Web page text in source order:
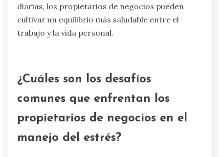
diarias, los propietarios de negocios pueden
cultivar un equilibrio más saludable entre el
trabajo y la vida personal.
¿Cuáles son los desafíos
comunes que enfrentan los
propietarios de negocios en el
manejo del estrés?